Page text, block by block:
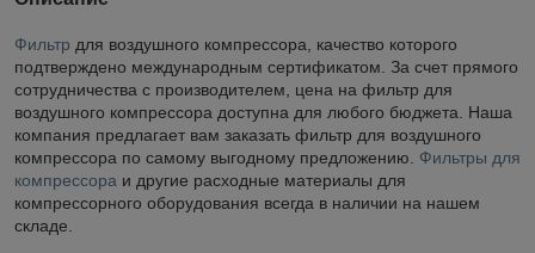
Фильтр для воздушного компрессора, качество которого
подтверждено международным сертификатом. За счет прямого
сотрудничества с производителем, цена на фильтр для
воздушного компрессора доступна для любого бюджета. Наша
компания предлагает вам заказать фильтр для воздушного
компрессора по самому выгодному предложению. Фильтры для
компрессора и другие расходные материалы для
компрессорного оборудования всегда в наличии на нашем
складе.